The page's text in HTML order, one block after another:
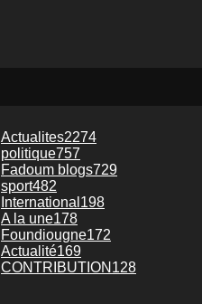
Actualites2274
politique757
Fadoum blogs729
sport482
International 198
A la une178
Foundiougne172
Actualité169
CONTRIBUTION 128